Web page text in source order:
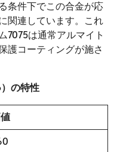
条件下でこの合金が応
関連しています。これ
7075は通常アルマイト
護コーティングが施さ
の特性